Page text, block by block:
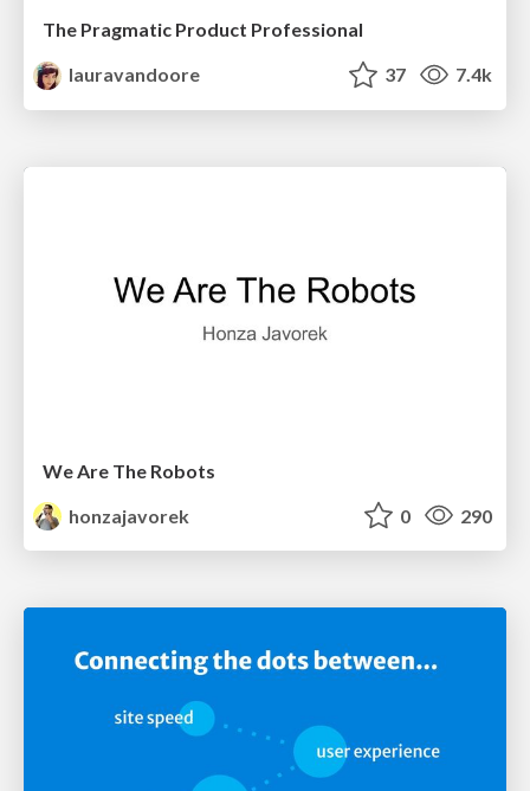
The Pragmatic Product Professional
lauravandoore
37 7.4k
We Are The Robots
honzajavorek
0 290